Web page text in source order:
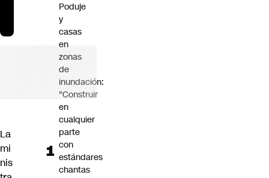
La
mi
nis
Poduje
y
casas
en
zonas
de
inundación:
"Construir
en
cualquier
parte
con
estándares
chantas